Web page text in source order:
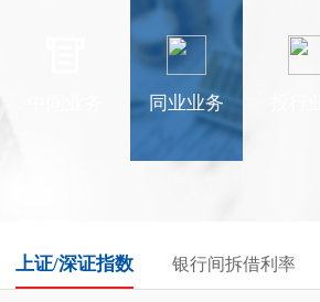
同业业务
上证/深证指数 银行间拆借利率